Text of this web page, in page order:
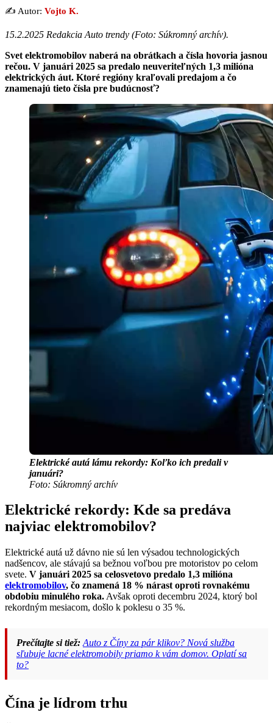
✍️ Autor: Vojto K.
15.2.2025 Redakcia Auto trendy (Foto: Súkromný archív).
Svet elektromobilov naberá na obrátkach a čísla hovoria jasnou
rečou. V januári 2025 sa predalo neuveriteľných 1,3 milióna
elektrických áut. Ktoré regióny kraľovali predajom a čo
znamenajú tieto čísla pre budúcnosť?
Elektrické autá lámu rekordy: Koľko ich predali v
januári?
Foto: Súkromný archív
Elektrické rekordy: Kde sa predáva
najviac elektromobilov?
Elektrické autá už dávno nie sú len výsadou technologických
nadšencov, ale stávajú sa bežnou voľbou pre motoristov po celom
svete. V januári 2025 sa celosvetovo predalo 1,3 milióna
elektromobilov, čo znamená 18 % nárast oproti rovnakému
obdobiu minulého roka. Avšak oproti decembru 2024, ktorý bol
rekordným mesiacom, došlo k poklesu o 35 %.
Prečítajte si tiež: Auto z Číny za pár klikov? Nová služba
sľubuje lacné elektromobily priamo k vám domov. Oplatí sa
to?
Čína je lídrom trhu